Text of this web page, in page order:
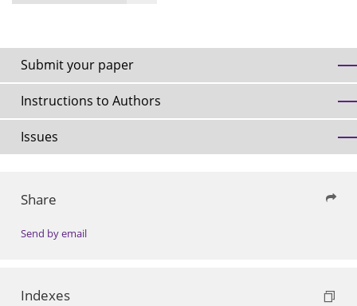
Submit your paper
Instructions to Authors
Issues
Share
Send by email
Indexes